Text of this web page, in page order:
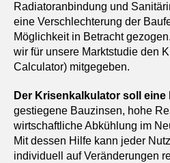
Radiatoranbindung und
eine Verschlechterung der
Möglichkeit in Betracht
wir für unsere Marktstudie den
Calculator) mitgegeben.
Der Krisenkalkulator soll
gestiegene Bauzinsen, hohe
wirtschaftliche Abkühlung im
Mit dessen Hilfe kann jeder
individuell auf Veränderungen